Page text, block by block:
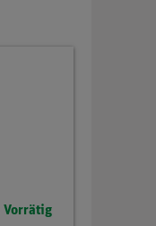
Vorrätig